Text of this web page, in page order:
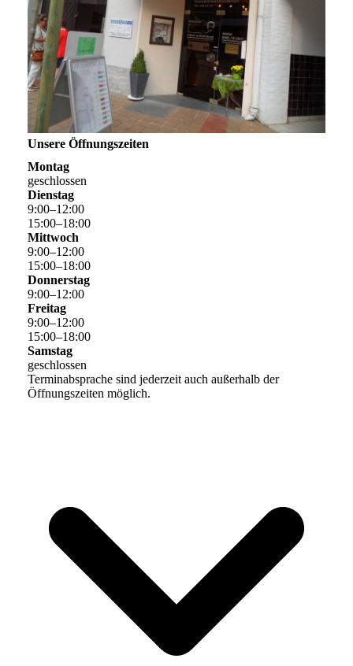
Unsere Öffnungszeiten
Montag
geschlossen
Dienstag
9:00–12:00
15:00–18:00
Mittwoch
9:00–12:00
15:00–18:00
Donnerstag
9:00–12:00
Freitag
9:00–12:00
15:00–18:00
Samstag
geschlossen
Terminabsprache sind jederzeit auch außerhalb der
Öffnungszeiten möglich.